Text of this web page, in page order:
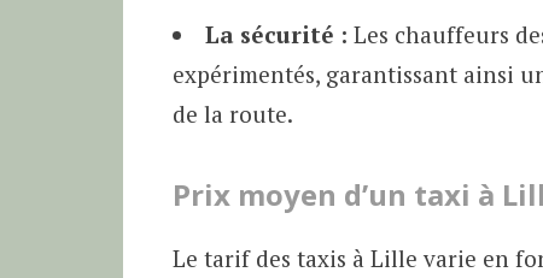
La sécurité : Les chauffeurs
expérimentés, garantissant ainsi
de la route.
Prix moyen d’un taxi à
Le tarif des taxis à Lille varie en